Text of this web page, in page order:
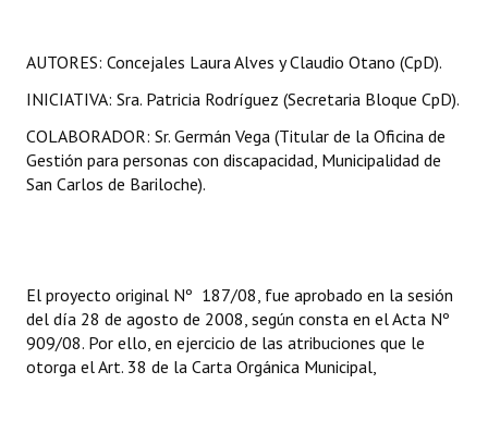
AUTORES: Concejales Laura Alves y Claudio Otano (CpD).
INICIATIVA: Sra. Patricia Rodríguez (Secretaria Bloque CpD).
COLABORADOR: Sr. Germán Vega (Titular de la Oficina de
Gestión para personas con discapacidad, Municipalidad de
San Carlos de Bariloche).
El proyecto original Nº 187/08, fue aprobado en la sesión
del día 28 de agosto de 2008, según consta en el Acta Nº
909/08. Por ello, en ejercicio de las atribuciones que le
otorga el Art. 38 de la Carta Orgánica Municipal,